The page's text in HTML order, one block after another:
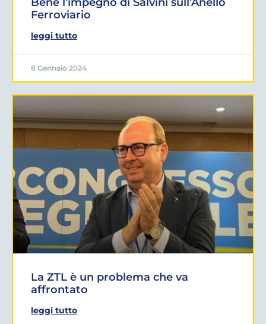
Ferroviario
leggi tutto
8 Gennaio 2024
La ZTL è un problema che va
affrontato
leggi tutto